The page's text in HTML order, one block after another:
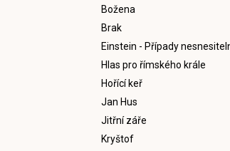
Božena
Brak
Einstein - Případy
Hlas pro římského krále
Hořící keř
Jan Hus
Jitřní záře
Kryštof